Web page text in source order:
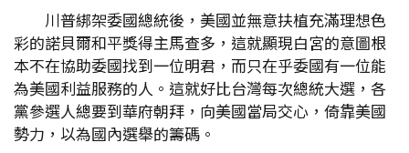
川普綁架委國總統後，美國並無意扶植充滿理想色
彩的諾貝爾和平獎得主馬查多，這就顯現白宮的意圖根
本不在協助委國找到一位明君，而只在乎委國有一位能
為美國利益服務的人。這就好比台灣每次總統大選，各
黨參選人總要到華府朝拜，向美國當局交心，倚靠美國
勢力，以為國內選舉的籌碼。